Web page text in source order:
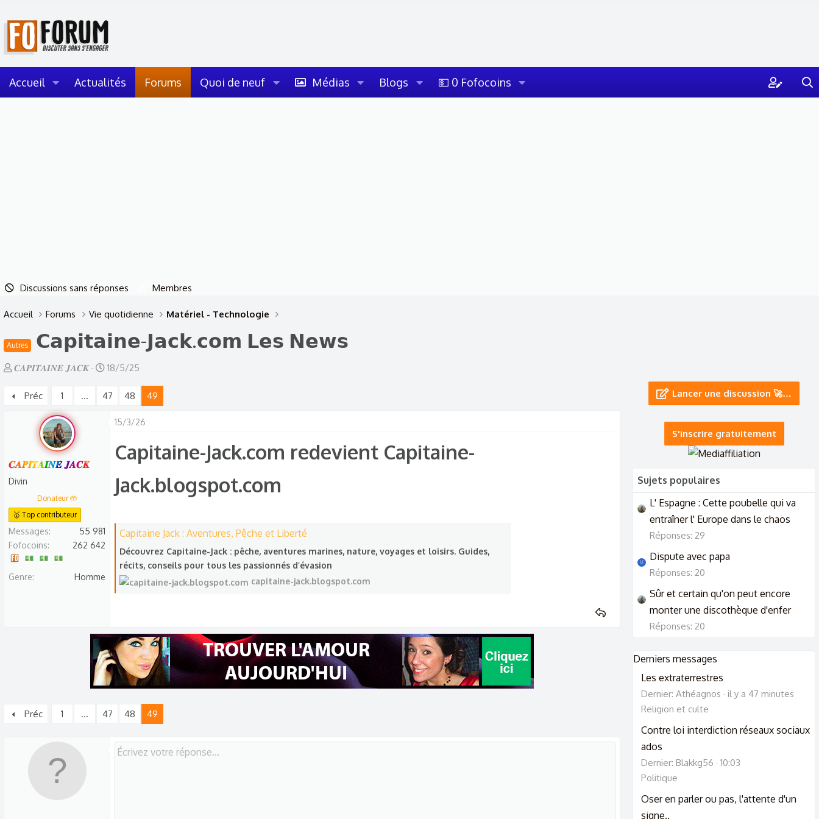
Accueil Actualités Forums Quoi de neuf Médias Blogs 💵 0 Fofocoins
Discussions sans réponses Membres
Accueil Forums Vie quotidienne Matériel - Technologie
Autres 𝗖𝗮𝗽𝗶𝘁𝗮𝗶𝗻𝗲-𝗝𝗮𝗰𝗸.𝗰𝗼𝗺 𝗟𝗲𝘀 𝗡𝗲𝘄𝘀
A
t
d
d
i
s
c
u
𝑪𝑨𝑷𝑰𝑻𝑨𝑰𝑵𝑬 𝑱𝑨𝑪𝑲
D
t
18/5/25
Préc 1 … 47 48 49
𝑪𝑨𝑷𝑰𝑻𝑨𝑰𝑵𝑬 𝑱𝑨𝑪𝑲
Divin
Donateur 🤲
🥇 Top contributeur
Messages
55 981
Fofocoins
262 642
Genre Homme
15/3/26
Capitaine-Jack.com redevient Capitaine-
Jack.blogspot.com
Capitaine Jack : Aventures, Pêche et Liberté
Découvrez Capitaine-Jack : pêche, aventures marines, nature, voyages et loisirs. Guides,
récits, conseils pour tous les passionnés d’évasion
capitaine-jack.blogspot.com
Préc 1 … 47 48 49
Lancer une discussion 🚀…
S'inscrire gratuitement
Sujets populaires
L' Espagne : Cette poubelle qui va
entraîner l' Europe dans le chaos
Réponses: 29
U Dispute avec papa
Réponses: 20
Sûr et certain qu'on peut encore
monter une discothèque d'enfer
Réponses: 20
Derniers messages
Les extraterrestres
Dernier: Athéagnos
il y a 47 minutes
Religion et culte
Contre loi interdiction réseaux sociaux
ados
Dernier: Blakkg56
10:03
Politique
Oser en parler ou pas, l'attente d'un
signe..